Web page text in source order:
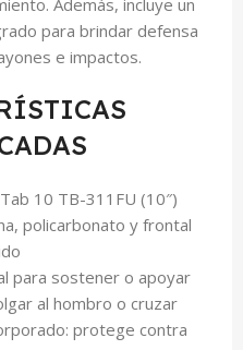
Además, incluye un
para brindar defensa
e impactos.
10 TB-311FU (10″)
policarbonato y frontal
para sostener o apoyar
al hombro o cruzar
protege contra